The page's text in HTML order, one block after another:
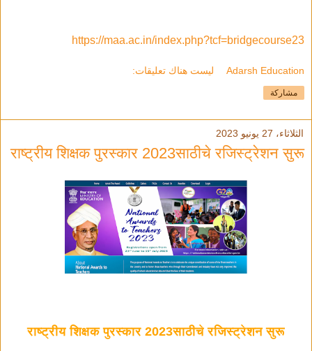
https://maa.ac.in/index.php?tcf=bridgecourse23
Adarsh Education ليست هناك تعليقات:
مشاركة
الثلاثاء، 27 يونيو 2023
राष्ट्रीय शिक्षक पुरस्कार 2023साठीचे रजिस्ट्रेशन सुरू